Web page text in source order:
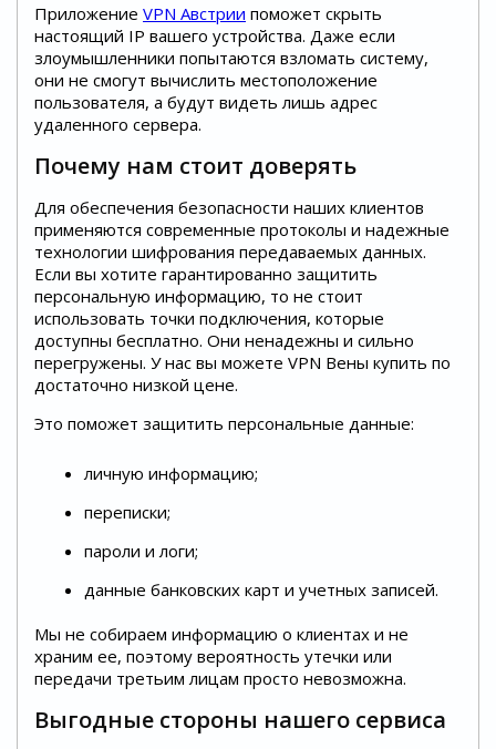
Приложение VPN Австрии поможет скрыть
настоящий IP вашего устройства. Даже если
злоумышленники попытаются взломать систему,
они не смогут вычислить местоположение
пользователя, а будут видеть лишь адрес
удаленного сервера.
Почему нам стоит доверять
Для обеспечения безопасности наших клиентов
применяются современные протоколы и надежные
технологии шифрования передаваемых данных.
Если вы хотите гарантированно защитить
персональную информацию, то не стоит
использовать точки подключения, которые
доступны бесплатно. Они ненадежны и сильно
перегружены. У нас вы можете VPN Вены купить по
достаточно низкой цене.
Это поможет защитить персональные данные:
личную информацию;
переписки;
пароли и логи;
данные банковских карт и учетных записей.
Мы не собираем информацию о клиентах и не
храним ее, поэтому вероятность утечки или
передачи третьим лицам просто невозможна.
Выгодные стороны нашего сервиса